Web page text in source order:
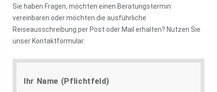
Sie haben Fragen, möchten einen Beratungstermin
vereinbaren oder möchten die ausführliche
Reiseausschreibung per Post oder Mail erhalten? Nutzen Sie
unser Kontaktformular:
Ihr Name (Pflichtfeld)